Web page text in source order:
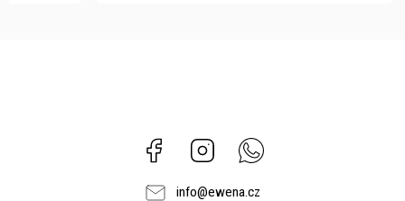
Facebook Instagram
info@ewena.cz